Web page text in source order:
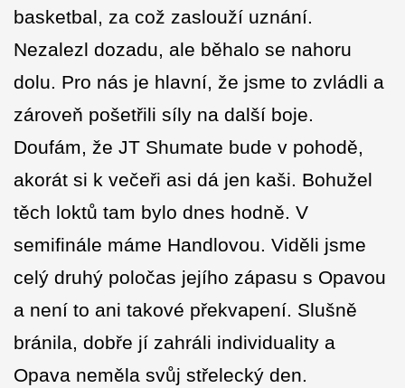
basketbal, za což zaslouží uznání.
Nezalezl dozadu, ale běhalo se nahoru
dolu. Pro nás je hlavní, že jsme to zvládli a
zároveň pošetřili síly na další boje.
Doufám, že JT Shumate bude v pohodě,
akorát si k večeři asi dá jen kaši. Bohužel
těch loktů tam bylo dnes hodně. V
semifinále máme Handlovou. Viděli jsme
celý druhý poločas jejího zápasu s Opavou
a není to ani takové překvapení. Slušně
bránila, dobře jí zahráli individuality a
Opava neměla svůj střelecký den.